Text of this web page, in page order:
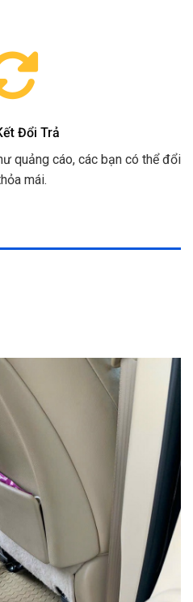
Đổi Trả
quảng cáo, các bạn có thể đổi
mái.